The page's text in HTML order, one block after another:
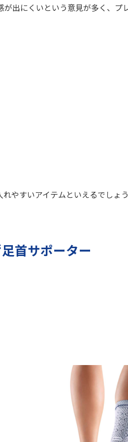
出にくいという意見が多く、プ
やすいアイテムといえるでしょう
首サポーター